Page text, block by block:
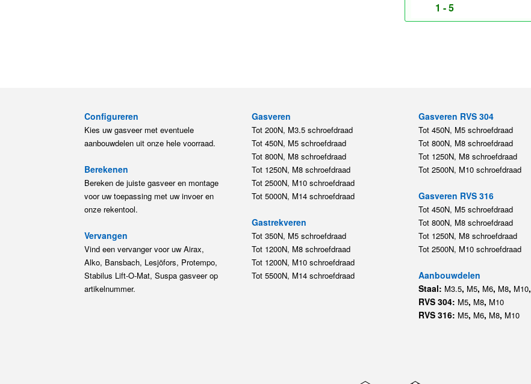
1 - 5
Configureren
Kies uw gasveer met eventuele
aanbouwdelen uit onze hele voorraad.
Berekenen
Bereken de juiste gasveer en montage
voor uw toepassing met uw invoer en
onze rekentool.
Vervangen
Vind een vervanger voor uw Airax,
Alko, Bansbach, Lesjöfors, Protempo,
Stabilus Lift-O-Mat, Suspa gasveer op
artikelnummer.
Gasveren
Tot 200N, M3.5 schroefdraad
Tot 450N, M5 schroefdraad
Tot 800N, M8 schroefdraad
Tot 1250N, M8 schroefdraad
Tot 2500N, M10 schroefdraad
Tot 5000N, M14 schroefdraad
Gastrekveren
Tot 350N, M5 schroefdraad
Tot 1200N, M8 schroefdraad
Tot 1200N, M10 schroefdraad
Tot 5500N, M14 schroefdraad
Gasveren RVS 304
Tot 450N, M5 schroefdraad
Tot 800N, M8 schroefdraad
Tot 1250N, M8 schroefdraad
Tot 2500N, M10 schroefdraad
Gasveren RVS 316
Tot 450N, M5 schroefdraad
Tot 800N, M8 schroefdraad
Tot 1250N, M8 schroefdraad
Tot 2500N, M10 schroefdraad
Aanbouwdelen
Staal: M3.5, M5, M6, M8, M10,
RVS 304: M5, M8, M10
RVS 316: M5, M6, M8, M10